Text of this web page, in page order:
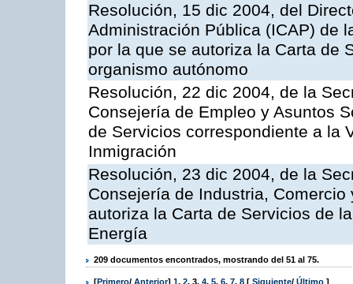
Resolución, 15 dic 2004, del
Administración Pública (ICAP) de
por la que se autoriza la Carta de
organismo autónomo
Resolución, 22 dic 2004, de la
Consejería de Empleo y Asuntos
de Servicios correspondiente a la
Inmigración
Resolución, 23 dic 2004, de la
Consejería de Industria,
autoriza la Carta de Servicios de
Energía
209 documentos encontrados, mostrando del 51 al 75.
[Primero/ Anterior] 1, 2, 3, 4, 5, 6, 7, 8 [ Siguiente/ Último ]